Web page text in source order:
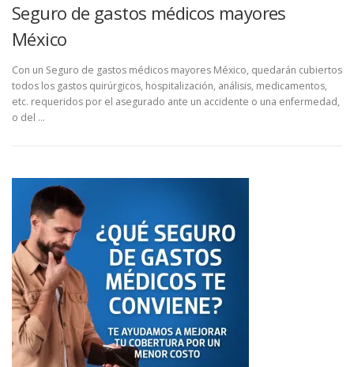
Seguro de gastos médicos mayores
México
Con un Seguro de gastos médicos mayores México, quedarán cubiertos
todos los gastos quirúrgicos, hospitalización, análisis, medicamentos,
etc. requeridos por el asegurado ante un accidente o una enfermedad,
o del …